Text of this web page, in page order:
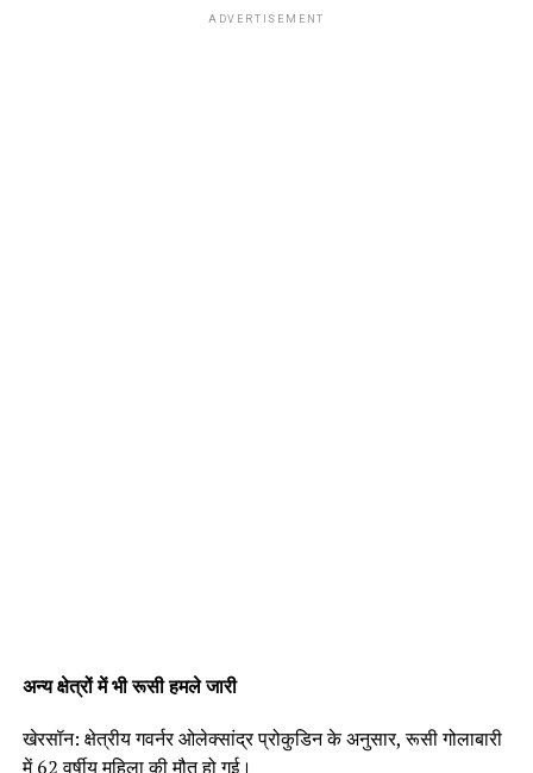
ADVERTISEMENT
अन्य क्षेत्रों में भी रूसी हमले जारी
खेरसॉन: क्षेत्रीय गवर्नर ओलेक्सांद्र प्रोकुडिन के अनुसार, रूसी गोलाबारी
में 62 वर्षीय महिला की मौत हो गई।